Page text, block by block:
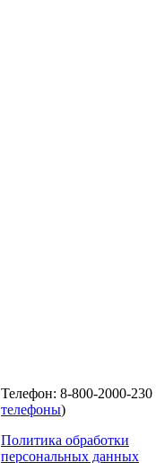
Телефон: 8-800-2000-230
телефоны)
Политика обработки
персональных данных